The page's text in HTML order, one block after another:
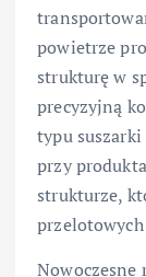
powietrze
strukturę w
precyzyjną
typu
przy
strukturze,
Nowoczesne